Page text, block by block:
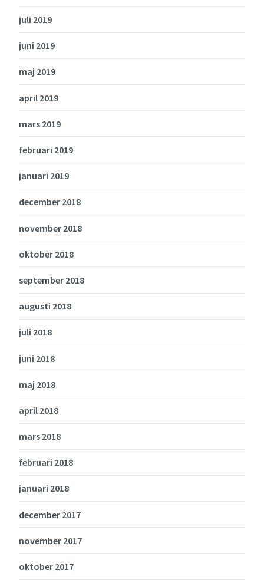
juli 2019
juni 2019
maj 2019
april 2019
mars 2019
februari 2019
januari 2019
december 2018
november 2018
oktober 2018
september 2018
augusti 2018
juli 2018
juni 2018
maj 2018
april 2018
mars 2018
februari 2018
januari 2018
december 2017
november 2017
oktober 2017